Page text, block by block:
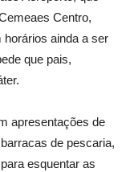
Centro,
horários ainda a ser
que pais,
apresentações de
de pescaria,
esquentar as